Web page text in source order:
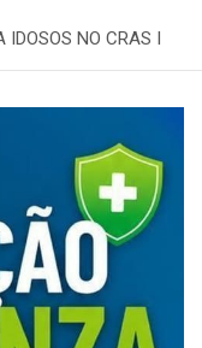
IDOSOS NO CRAS I